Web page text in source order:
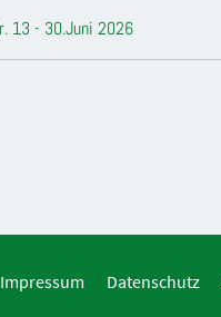
13 - 30.Juni 2026
Impressum Datenschutz